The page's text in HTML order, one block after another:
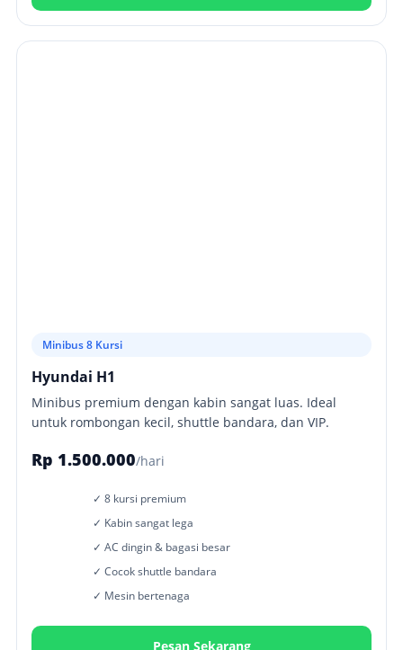
Minibus 8 Kursi
Hyundai H1
Minibus premium dengan kabin sangat luas. Ideal
untuk rombongan kecil, shuttle bandara, dan VIP.
Rp 1.500.000/hari
✓ 8 kursi premium
✓ Kabin sangat lega
✓ AC dingin & bagasi besar
✓ Cocok shuttle bandara
✓ Mesin bertenaga
Pesan Sekarang